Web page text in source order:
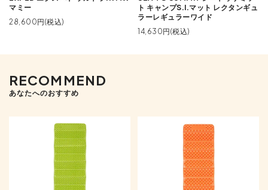
マミー
28,600円(税込)
ト キャンプS.I.マット レクタンギュ
ラーレギュラーワイド
14,630円(税込)
RECOMMEND
あなたへのおすすめ